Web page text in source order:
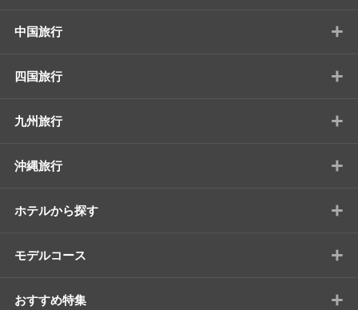
中国旅行 +
四国旅行 +
九州旅行 +
沖縄旅行 +
ホテルから探す +
モデルコース +
おすすめ特集 +